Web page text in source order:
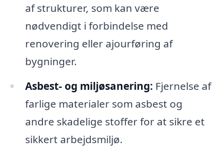
af strukturer, som kan være
nødvendigt i forbindelse med
renovering eller ajourføring af
bygninger.
Asbest- og miljøsanering: Fjernelse af
farlige materialer som asbest og
andre skadelige stoffer for at sikre et
sikkert arbejdsmiljø.